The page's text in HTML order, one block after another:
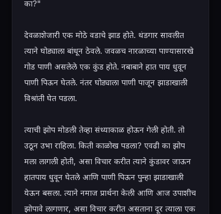
का?"
देवळाशेजारी एक मोठे वडाचे झाड होते. थंडगार सावलीत
त्याने घोड्याला बांधून ठेवले. जवळच नारळाच्या पाण्यासारखे
गोड पाणी असलेले एक कुंड होते. नबाबाने हात पाय धुवून
पाणी पिऊन घेतले. नंतर घोड्याला पाणी पाजून झाडाखाली
विश्रांती घेत पडला.
त्याची झोप मोडली तेव्हा संध्याकाळ होऊन गेली होती. तो
उठून उभा राहिला. किती काळोख पडला? एवढी का झोप
मला लागली होती, असा विचार करीत त्याने कुंडावर जाऊन
हातपाय धुवून घेतले आणि पाणी पिऊन पुन्हा झाडाखाली
येऊन बसला. त्याने नमाज प्रार्थना केली आणि आज उपाशीच
झोपावे लागणार, असा विचार करीत असताना दूर त्याला एक